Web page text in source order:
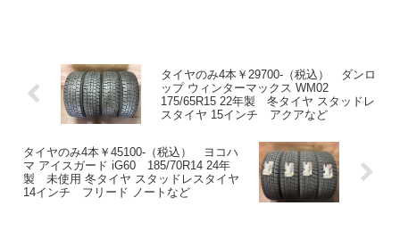
タイヤのみ4本￥29700-（税込） ダンロ
ップ ウィンターマックス WM02
175/65R15 22年製 冬タイヤ スタッドレ
スタイヤ 15インチ アクアなど
タイヤのみ4本￥45100-（税込） ヨコハ
マ アイスガード iG60 185/70R14 24年
製 未使用 冬タイヤ スタッドレスタイヤ
14インチ フリード ノートなど